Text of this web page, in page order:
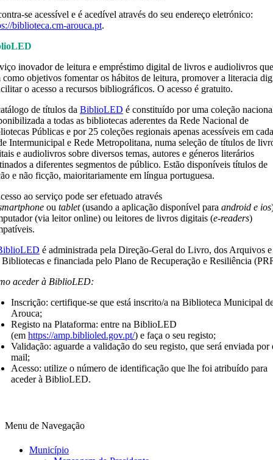
se acessível e é acedível através do seu endereço eletrónico:
biblioteca.cm-arouca.pt.
inovador de leitura e empréstimo digital de livros e audiolivros que
como objetivos fomentar os hábitos de leitura, promover a literacia
o acesso a recursos bibliográficos. O acesso é gratuito.
de títulos da BiblioLED é constituído por uma coleção
a todas as bibliotecas aderentes da Rede Nacional de
Públicas e por 25 coleções regionais apenas acessíveis em cada
Intermunicipal e Rede Metropolitana, numa seleção de títulos de
e audiolivros sobre diversos temas, autores e géneros literários
a diferentes segmentos de público. Estão disponíveis títulos de
e não ficção, maioritariamente em língua portuguesa.
ao serviço pode ser efetuado através
ou tablet(usando a aplicação disponível para android e ios
(via leitor online) ou leitores de livros digitais (e-readers)
é administrada pela Direção-Geral do Livro, dos Arquivos e
Bibliotecas e financiada pelo Plano de Recuperação e Resiliência
aceder à BiblioLED:
Inscrição: certifique-se que está inscrito/a na Biblioteca Municipal
Arouca;
Registo na Plataforma: entre na BiblioLED
(em https://amp.biblioled.gov.pt/) e faça o seu registo;
Validação: aguarde a validação do seu registo, que será enviada por
mail;
Acesso: utilize o número de identificação que lhe foi atribuído para
aceder à BiblioLED.
Menu de Navegação
Município